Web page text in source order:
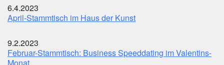
6.4.2023
April-Stammtisch im Haus der Kunst
9.2.2023
Februar-Stammtisch: Business Speeddating im Valentins-